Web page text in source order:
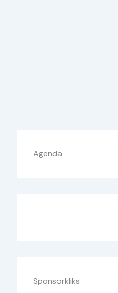
Agenda
Sponsorkliks